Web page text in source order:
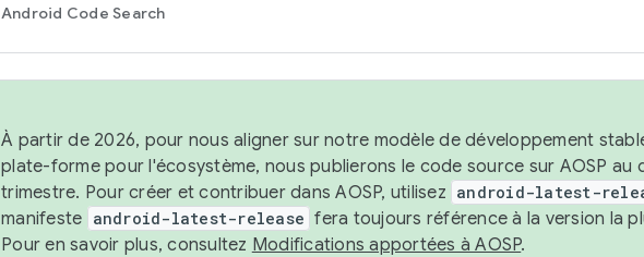
Android Code Search
À partir de 2026, pour nous aligner sur notre modèle de développement
plate-forme pour l'écosystème, nous publierons le code source sur AOSP au
trimestre. Pour créer et contribuer dans AOSP, utilisez android-latest-
manifeste android-latest-release fera toujours référence à la version la
Pour en savoir plus, consultez Modifications apportées à AOSP.